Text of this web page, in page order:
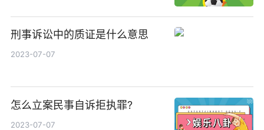
刑事诉讼中的质证是什么意思
2023-07-07
怎么立案民事自诉拒执罪?
2023-07-07